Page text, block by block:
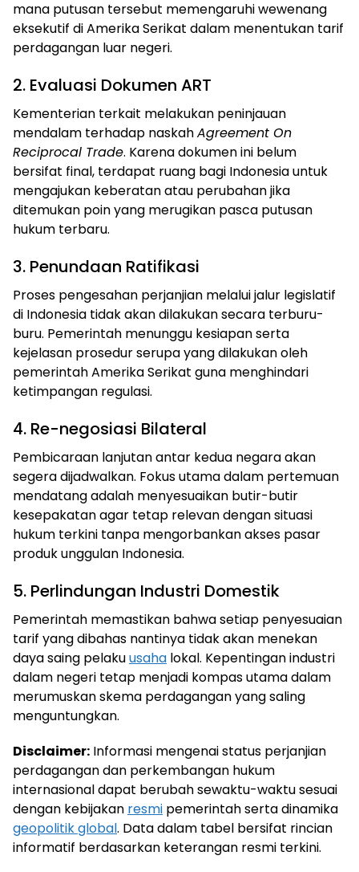
mana putusan tersebut memengaruhi wewenang
eksekutif di Amerika Serikat dalam menentukan tarif
perdagangan luar negeri.
2. Evaluasi Dokumen ART
Kementerian terkait melakukan peninjauan
mendalam terhadap naskahAgreement On
Reciprocal Trade. Karena dokumen ini belum
bersifat final, terdapat ruang bagi Indonesia untuk
mengajukan keberatan atau perubahan jika
ditemukan poin yang merugikan pasca putusan
hukum terbaru.
3. Penundaan Ratifikasi
Proses pengesahan perjanjian melalui jalur legislatif
di Indonesia tidak akan dilakukan secara terburu-
buru. Pemerintah menunggu kesiapan serta
kejelasan prosedur serupa yang dilakukan oleh
pemerintah Amerika Serikat guna menghindari
ketimpangan regulasi.
4. Re-negosiasi Bilateral
Pembicaraan lanjutan antar kedua negara akan
segera dijadwalkan. Fokus utama dalam pertemuan
mendatang adalah menyesuaikan butir-butir
kesepakatan agar tetap relevan dengan situasi
hukum terkini tanpa mengorbankan akses pasar
produk unggulan Indonesia.
5. Perlindungan Industri Domestik
Pemerintah memastikan bahwa setiap penyesuaian
tarif yang dibahas nantinya tidak akan menekan
daya saing pelakuusaha lokal. Kepentingan industri
dalam negeri tetap menjadi kompas utama dalam
merumuskan skema perdagangan yang saling
menguntungkan.
Disclaimer: Informasi mengenai status perjanjian
perdagangan dan perkembangan hukum
internasional dapat berubah sewaktu-waktu sesuai
dengan kebijakan resmi pemerintah serta dinamika
geopolitik global. Data dalam tabel bersifat rincian
informatif berdasarkan keterangan resmi terkini.